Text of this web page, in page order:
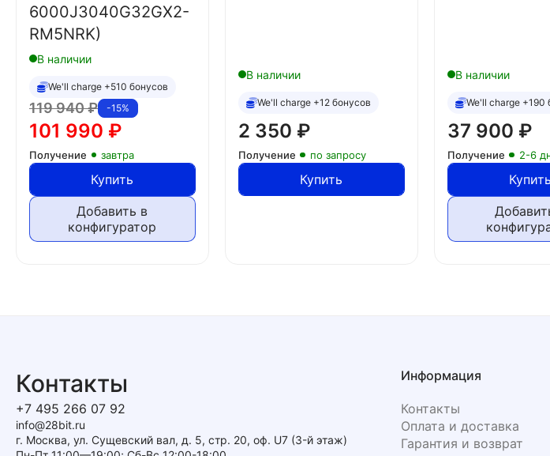
6000J3040G32GX2-
RM5NRK)
В наличии
We'll charge +510 бонусов
-15%
119 940₽
101 990 ₽
Получение завтра
Купить
Добавить в
конфигуратор
В наличии
We'll charge +12 бонусов
2 350 ₽
Получение по запросу
Купить
В наличии
We'll charge +190
37 900 ₽
Получение 2-6
Купить
Контакты
+7 495 266 07 92
info@28bit.ru
г. Москва, ул. Сущевский вал, д. 5, стр. 20, оф. U7 (3-й этаж)
Информация
Контакты
Оплата и доставка
Гарантия и возврат